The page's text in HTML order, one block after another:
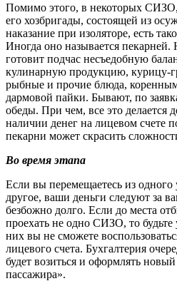
Помимо этого, в некоторых
его хозбригады, состоящей из
наказание при изоляторе, есть
Иногда оно называется пекарней.
готовит подчас несъедобную
кулинарную продукцию, курицу-
рыбные и прочие блюда,
дармовой пайки. Бывают, по
обеды. При чем, все это делается
наличии денег на лицевом счете
пекарни может скрасить
Во время этапа
Если вы перемещаетесь из
другое, ваши деньги следуют за
безбожно долго. Если до места
проехать не одно СИЗО, то
них вы не сможете
лицевого счета. Бухгалтерия
будет возиться и оформлять
пассажира».